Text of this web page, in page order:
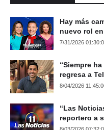
Hay más
nuevo rol
7/31/2026
“Siempre
regresa a
8/04/2026
“Las
reportero a
8/03/2026